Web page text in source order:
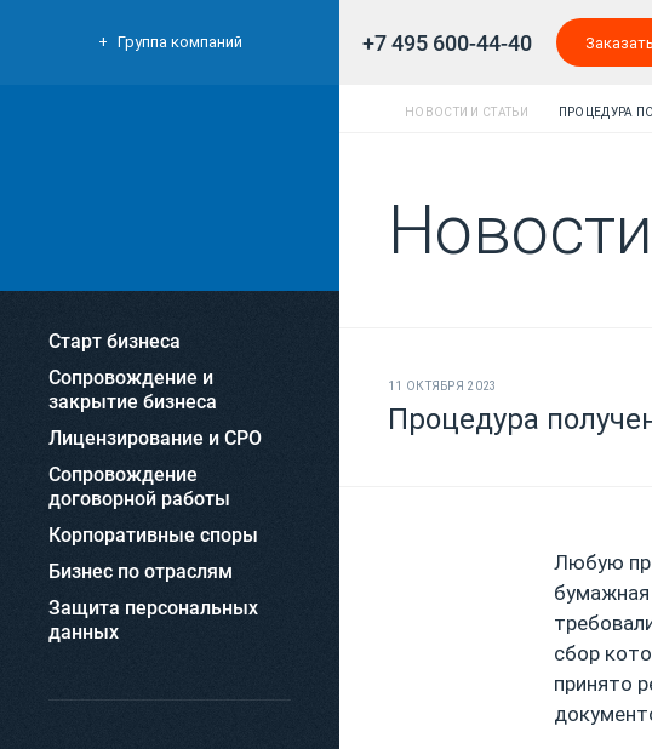
+7 495 600-44-40
Группа компаний
Старт бизнеса
Сопровождение и
закрытие бизнеса
Лицензирование и СРО
Сопровождение
договорной работы
Корпоративные споры
Бизнес по отраслям
Защита персональных
данных
НОВОСТИ И СТАТЬИ ПРОЦЕДУРА
11 ОКТЯБРЯ 2023
Процедура
Любую
бумажная
сбор
принято